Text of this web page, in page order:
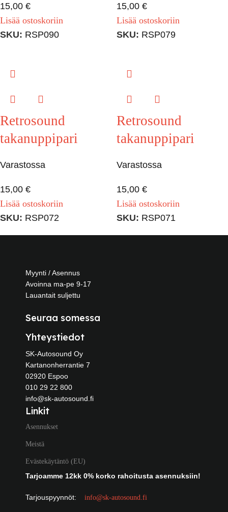
15,00 €
Lisää ostoskoriin
SKU: RSP090
15,00 €
Lisää ostoskoriin
SKU: RSP079
Retrosound
takanuppipari
Varastossa
15,00 €
Lisää ostoskoriin
SKU: RSP072
Retrosound
takanuppipari
Varastossa
15,00 €
Lisää ostoskoriin
SKU: RSP071
Myynti / Asennus
Avoinna ma-pe 9-17
Lauantait suljettu
Seuraa somessa
Yhteystiedot
SK-Autosound Oy
Kartanonherrantie 7
02920 Espoo
010 29 22 800
info@sk-autosound.fi
Linkit
Asennukset
Meistä
Evästekäytäntö (EU)
Tarjoamme 12kk 0% korko rahoitusta asennuksiin!
Tarjouspyynnöt: info@sk-autosound.fi